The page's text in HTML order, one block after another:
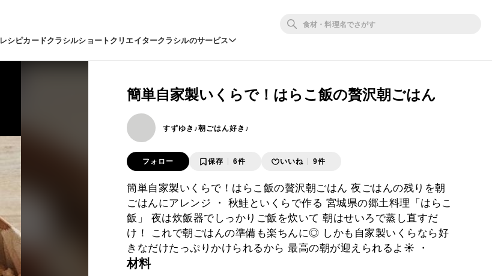
シピカードクラシルショートクリエイタークラシルのサービス
簡単自家製いくらで！はらこ飯の贅沢朝ごはん
すずゆき♪朝ごはん好き♪
フォロー 保存 6件 いいね 9件
簡単自家製いくらで！はらこ飯の贅沢朝ごはん 夜ごはんの残りを朝
ごはんにアレンジ ・ 秋鮭といくらで作る 宮城県の郷土料理「はらこ
飯」 夜は炊飯器でしっかりご飯を炊いて 朝はせいろで蒸し直すだ
け！ これで朝ごはんの準備も楽ちんに◎ しかも自家製いくらなら好
きなだけたっぷりかけられるから 最高の朝が迎えられるよ☀️ ・
材料